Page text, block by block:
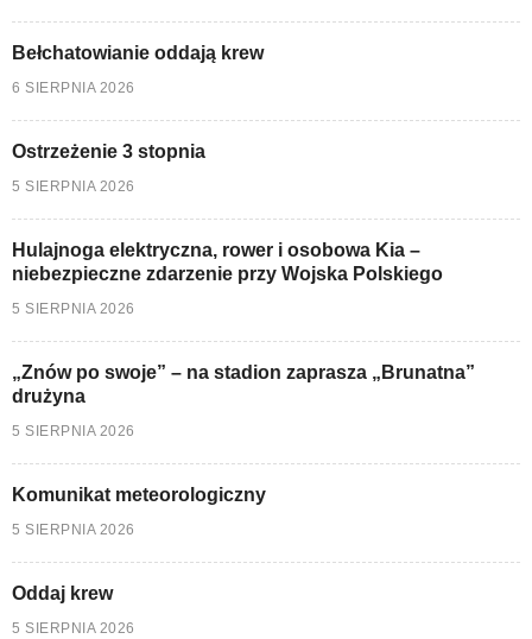
Bełchatowianie oddają krew
6 SIERPNIA 2026
Ostrzeżenie 3 stopnia
5 SIERPNIA 2026
Hulajnoga elektryczna, rower i osobowa Kia –
niebezpieczne zdarzenie przy Wojska Polskiego
5 SIERPNIA 2026
„Znów po swoje” – na stadion zaprasza „Brunatna”
drużyna
5 SIERPNIA 2026
Komunikat meteorologiczny
5 SIERPNIA 2026
Oddaj krew
5 SIERPNIA 2026